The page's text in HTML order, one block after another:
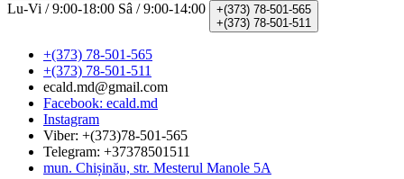
Lu-Vi / 9:00-18:00 Sâ / 9:00-14:00 +(373) 78-501-565
+(373) 78-501-511
+(373) 78-501-565
+(373) 78-501-511
ecald.md@gmail.com
Facebook: ecald.md
Instagram
Viber: +(373)78-501-565
Telegram: +37378501511
mun. Chișinău, str. Mesterul Manole 5A